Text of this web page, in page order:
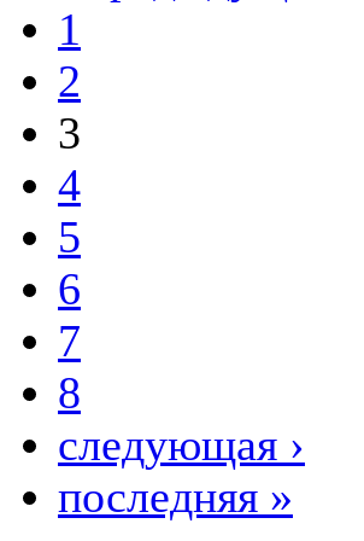
1
2
3
4
5
6
7
8
следующая ›
последняя »